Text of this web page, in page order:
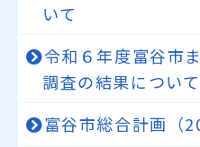
いて
令和６年度富谷市
調査の結果について
富谷市総合計画（